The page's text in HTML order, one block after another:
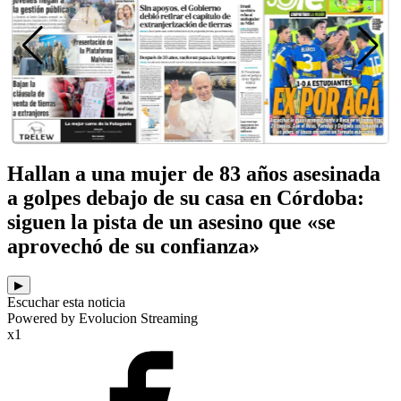
Hallan a una mujer de 83 años asesinada
a golpes debajo de su casa en Córdoba:
siguen la pista de un asesino que «se
aprovechó de su confianza»
▶
Escuchar esta noticia
Powered by Evolucion Streaming
x1